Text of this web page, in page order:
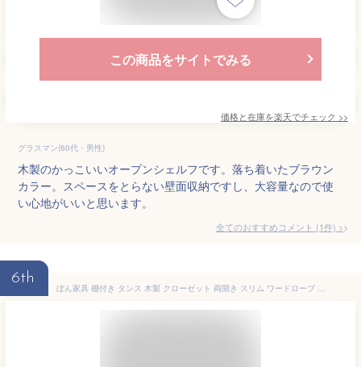
この商品をサイトでみる
価格と在庫を楽天でチェック >>
グラスマン(60代・男性)
木製のかっこいいオープンシェルフです。落ち着いたブラウン
カラー。スペースをとらない壁面収納ですし、大容量なので使
い心地がいいと思います。
全てのおすすめコメント (1件) >
6th
ぼん家具 棚付き タンス 木製 クローゼット 両開き スリム ワードローブ 収納 ダークブラウン